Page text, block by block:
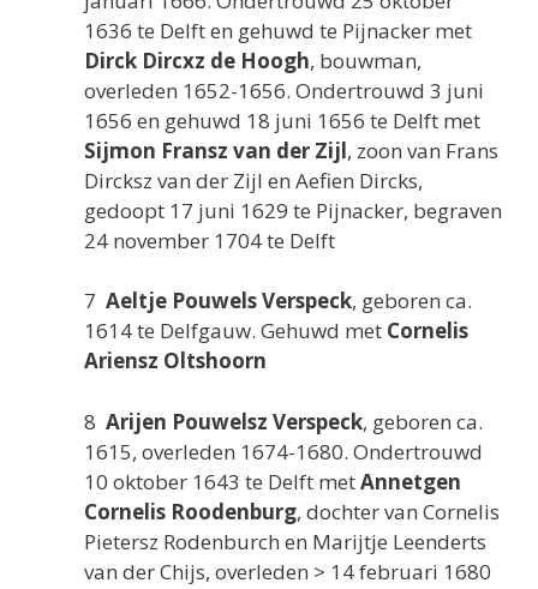
1636 te Delft en gehuwd te Pijnacker met
Dirck Dircxz de Hoogh, bouwman,
overleden 1652-1656. Ondertrouwd 3 juni
1656 en gehuwd 18 juni 1656 te Delft met
Sijmon Fransz van der Zijl, zoon van Frans
Dircksz van der Zijl en Aefien Dircks,
gedoopt 17 juni 1629 te Pijnacker, begraven
24 november 1704 te Delft
7 Aeltje Pouwels Verspeck, geboren ca.
1614 te Delfgauw. Gehuwd met Cornelis
Ariensz Oltshoorn
8 Arijen Pouwelsz Verspeck, geboren ca.
1615, overleden 1674-1680. Ondertrouwd
10 oktober 1643 te Delft metAnnetgen
Cornelis Roodenburg, dochter van Cornelis
Pietersz Rodenburch en Marijtje Leenderts
van der Chijs, overleden > 14 februari 1680